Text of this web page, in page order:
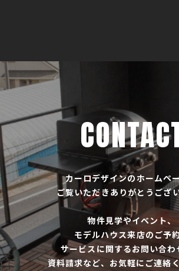
カーロデザインのホームペ
ご覧いただきありがとうござい
物件見学やイベント、
モデルハウス来店のご予約
サービスに関するお問い合わ
資料請求など、お気軽にご連絡